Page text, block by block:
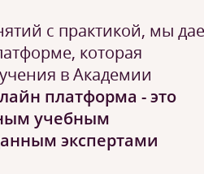
с практикой, мы
которая
в Академии
платформа - это
учебным
экспертами